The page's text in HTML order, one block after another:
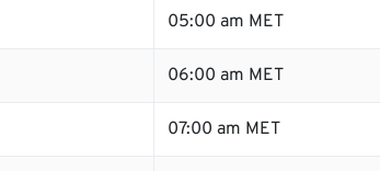
05:00 am MET
06:00 am MET
07:00 am MET